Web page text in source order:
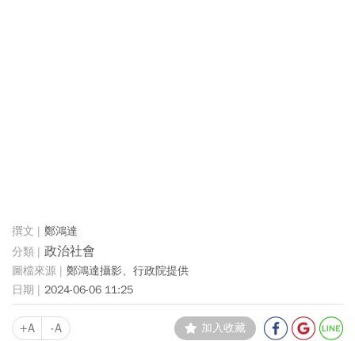
鄭鴻達
政治社會
鄭鴻達攝影、行政院提供
2024-06-06 11:25
+A -A 加入收藏